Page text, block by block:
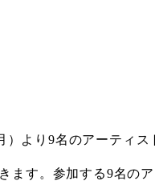
より9名のアーティ
す。参加する9名の